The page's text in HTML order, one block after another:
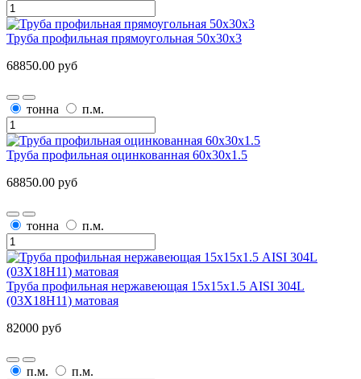
Труба профильная прямоугольная 50x30x3
68850.00 руб
тонна п.м.
Труба профильная оцинкованная 60x30x1.5
68850.00 руб
тонна п.м.
Труба профильная нержавеющая 15х15х1.5 AISI 304L
(03Х18Н11) матовая
82000 руб
п.м. п.м.